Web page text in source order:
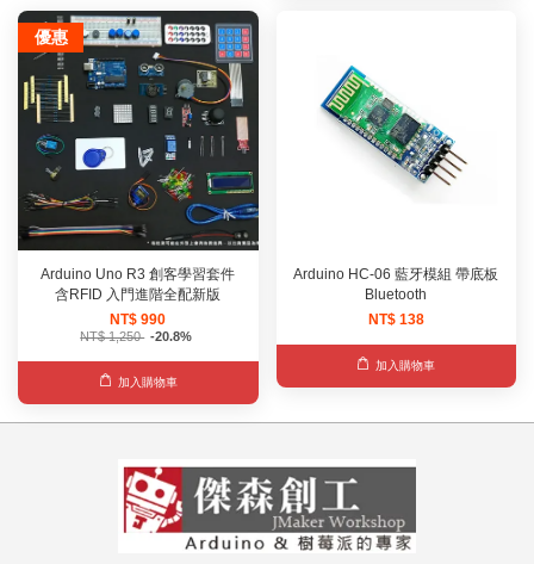
優惠
Arduino Uno R3 創客學習套件
含RFID 入門進階全配新版
NT$ 990
NT$ 1,250 -20.8%
加入購物車
Arduino HC-06 藍牙模組 帶底板
Bluetooth
NT$ 138
加入購物車